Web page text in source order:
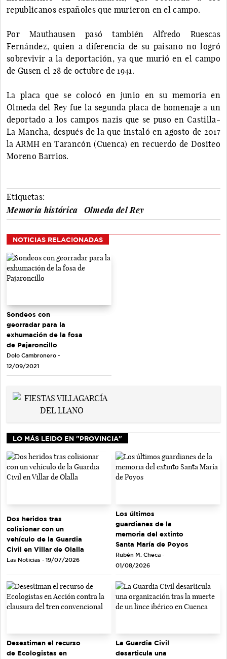
republicanos españoles que murieron en el campo.
Por Mauthausen pasó también Alfredo Ruescas
Fernández, quien a diferencia de su paisano no logró
sobrevivir a la deportación, ya que murió en el campo
de Gusen el 28 de octubre de 1941.
La placa que se colocó en junio en su memoria en
Olmeda del Rey fue la segunda placa de homenaje a un
deportado a los campos nazis que se puso en Castilla-
La Mancha, después de la que instaló en agosto de 2017
la ARMH en Tarancón (Cuenca) en recuerdo de Dositeo
Moreno Barrios.
Etiquetas:
Memoria histórica
Olmeda del Rey
NOTICIAS RELACIONADAS
Sondeos con
georradar para la
exhumación de la fosa
de Pajaroncillo
Dolo Cambronero -
12/09/2021
LO MÁS LEIDO EN "PROVINCIA"
Dos heridos tras
colisionar con un
vehículo de la Guardia
Civil en Villar de Olalla
Las Noticias - 19/07/2026
Los últimos
guardianes de la
memoria del extinto
Santa María de Poyos
Rubén M. Checa -
01/08/2026
Desestiman el recurso
de Ecologistas en
La Guardia Civil
desarticula una